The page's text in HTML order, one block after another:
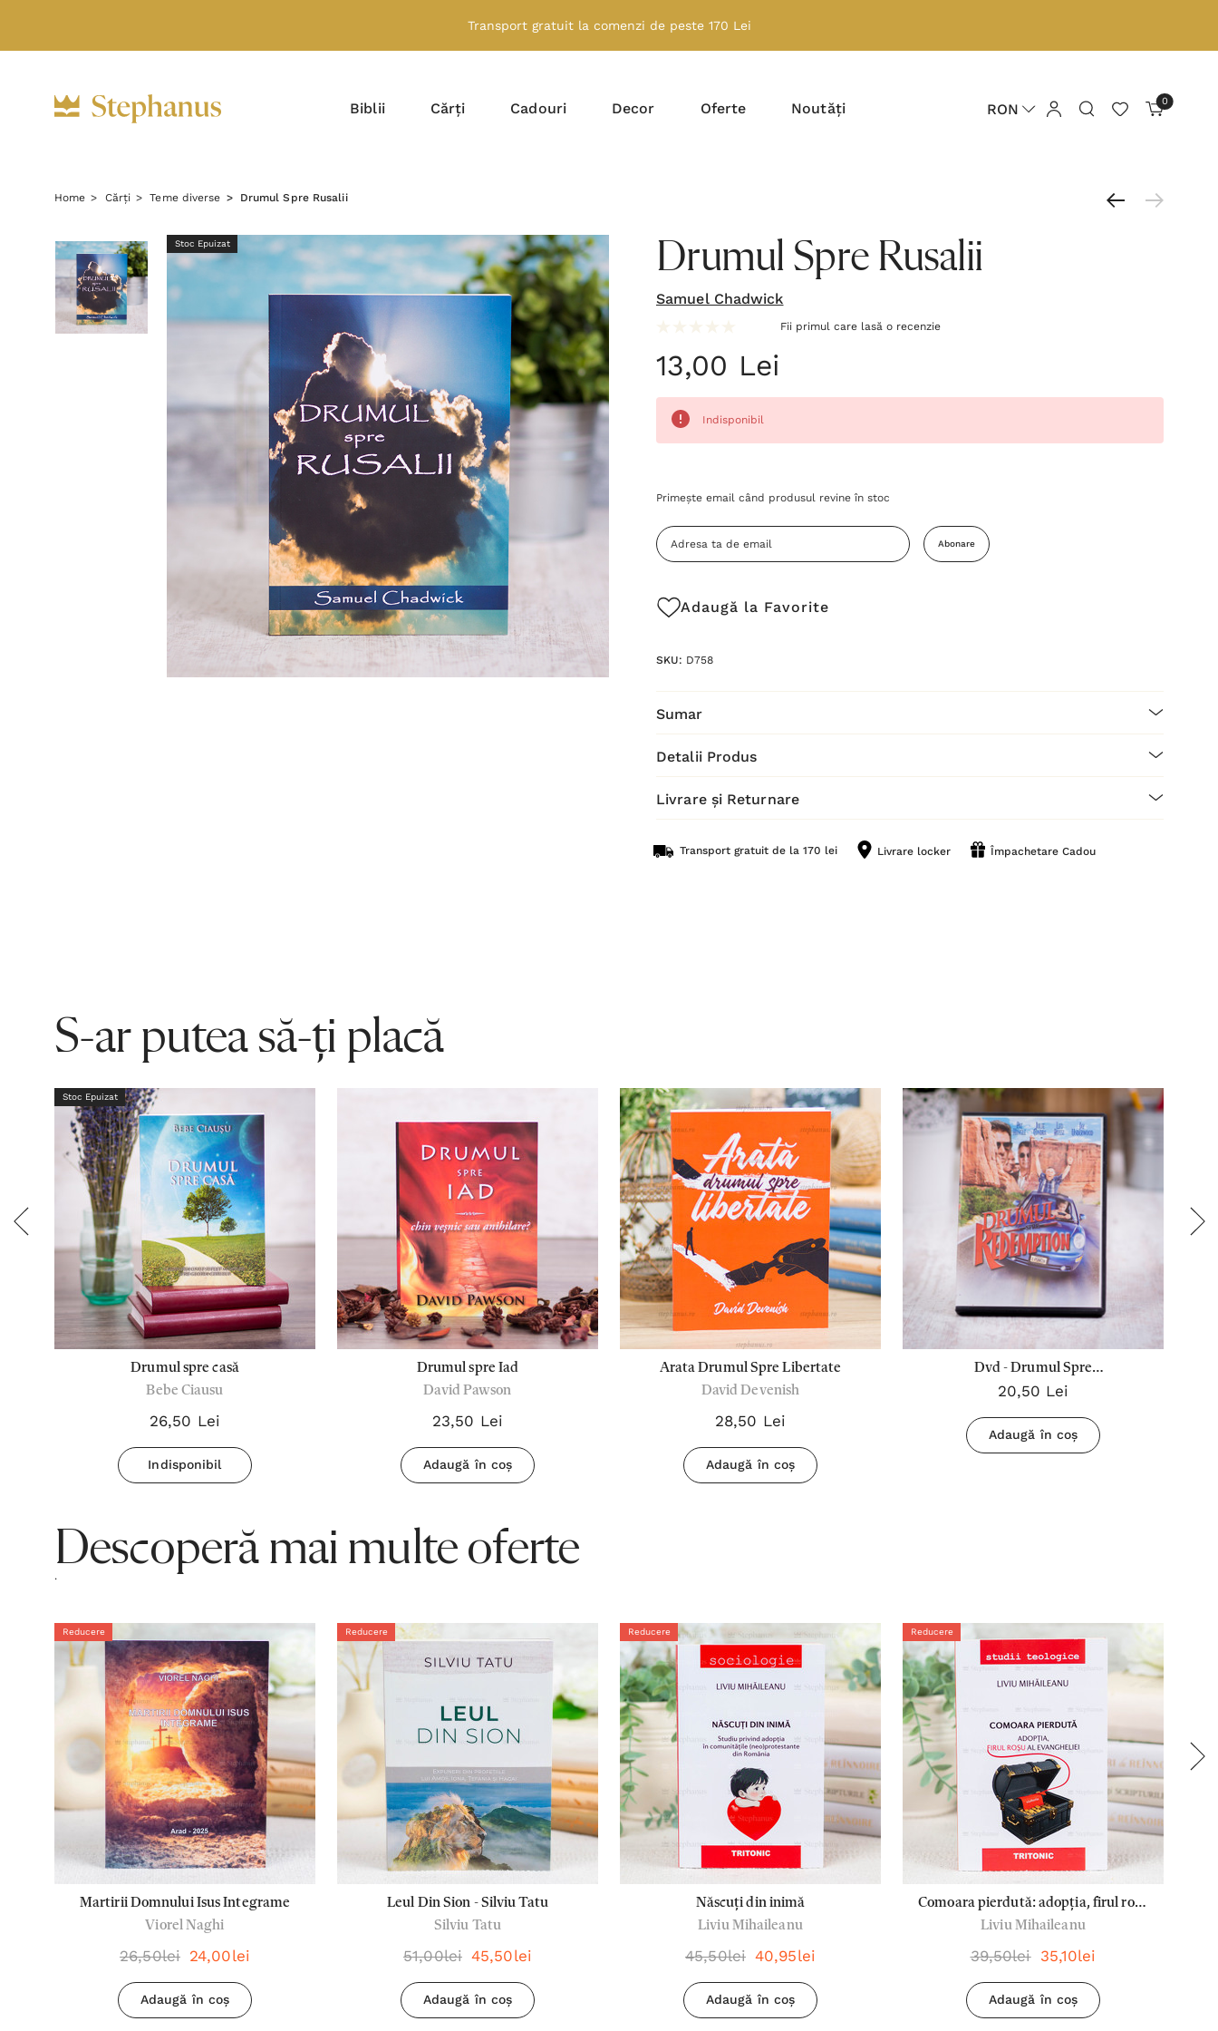
Transport gratuit la comenzi de peste 170 Lei
Biblii Cărți Cadouri Decor Oferte Noutăți RON 0
Home Cărți Teme diverse Drumul Spre Rusalii
Stoc Epuizat Drumul Spre Rusalii
Samuel Chadwick
Fii primul care lasă o recenzie
13,00 Lei
Indisponibil
Grăbește-
Stocul
curent
Primește email când produsul revine în stoc
Abonare
Adaugă la Favorite
SKU: D758
Sumar
Detalii Produs
Livrare și Returnare
Transport gratuit de la 170 lei Livrare locker Împachetare Cadou
S-ar putea să-ți placă
Stoc Epuizat
Drumul spre casă
Bebe Ciausu
26,50 Lei
Indisponibil
Drumul spre Iad
David Pawson
23,50 Lei
Adaugă în coș
Arata Drumul Spre Libertate
David Devenish
28,50 Lei
Adaugă în coș
Dvd - Drumul Spre
Redemption(Film)
20,50 Lei
Adaugă în coș
Descoperă mai multe oferte
.
Reducere
Martirii Domnului Isus Integrame
Viorel Naghi
26,50lei 24,00lei
Adaugă în coș
Reducere
Leul Din Sion - Silviu Tatu
Silviu Tatu
51,00lei 45,50lei
Adaugă în coș
Reducere
Născuți din inimă
Liviu Mihaileanu
45,50lei 40,95lei
Adaugă în coș
Reducere
Comoara pierdută: adopția, firul roșu
al Evangheliei
Liviu Mihaileanu
39,50lei 35,10lei
Adaugă în coș